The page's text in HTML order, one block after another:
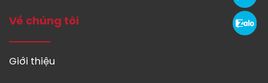
Về chúng tôi
Giới thiệu